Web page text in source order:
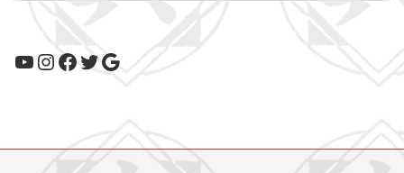
YouTube
Instagram
Facebook
Twitter
Google